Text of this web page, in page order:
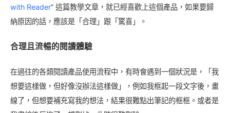
with Reader” 這篇教學文章，就已經喜歡上這個產品，如果要歸
納原因的話，應該是「合理」跟「驚喜」。
合理且流暢的閱讀體驗
在過往的各類閱讀產品使用流程中，有時會遇到一個狀況是，「我
想要這樣做，但好像沒辦法這樣做」，例如我框起一段文字後，畫
線了，但想要補充寫我的想法，結果很難點出筆記的框框。或者是